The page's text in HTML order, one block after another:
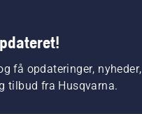
få opdateringer, nyheder,
tilbud fra Husqvarna.